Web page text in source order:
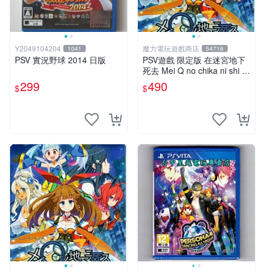
Y2049104204 1041
PSV 實況野球 2014 日版
$299
魔力電玩遊戲商店 54716
PSV遊戲 限定版 在迷宮地下
死去 Mei Q no chika ni shi s
u 日文亞版 【板橋魔力】
$490